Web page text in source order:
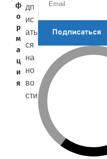
ф
о
р
м
а
ц
и
я
дп
ис
ать
ся
на
но
во
сти
Подписаться